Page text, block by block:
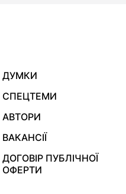
ДУМКИ
СПЕЦТЕМИ
АВТОРИ
ВАКАНСІЇ
ДОГОВІР ПУБЛІЧНОЇ
ОФЕРТИ